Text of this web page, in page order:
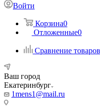
Войти
Корзина0
Отложенные0
Сравнение товаров
Ваш город
Екатеринбург
1mens1@mail.ru